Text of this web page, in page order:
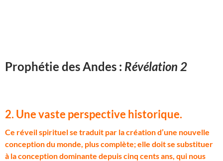
Prophétie des Andes : Révélation 2
2. Une vaste perspective historique.
Ce réveil spirituel se traduit par la création d’une nouvelle
conception du monde, plus complète; elle doit se substituer
à la conception dominante depuis cinq cents ans, qui nous